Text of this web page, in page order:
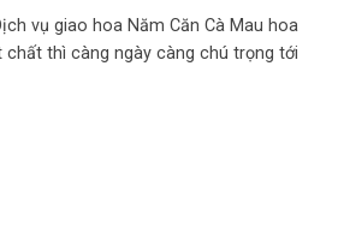
vụ giao hoa Năm Căn Cà Mau hoa
thì càng ngày càng chú trọng tới